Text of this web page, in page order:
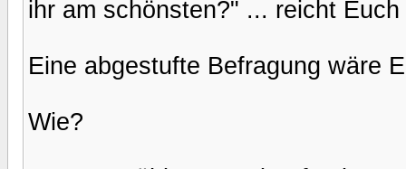
ihr am schönsten?" ... reicht
Eine abgestufte Befragung wäre
Wie?